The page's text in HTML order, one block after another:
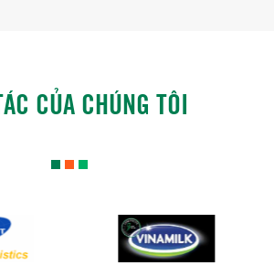
CỦA CHÚNG TÔI